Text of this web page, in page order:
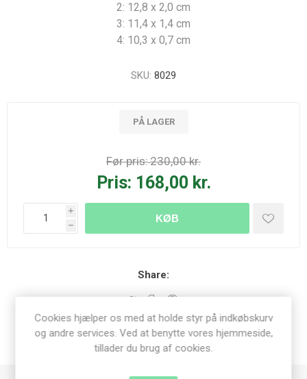
2: 12,8 x 2,0 cm
3: 11,4 x 1,4 cm
4: 10,3 x 0,7 cm
SKU: 8029
PÅ LAGER
Før pris:230,00 kr.
Pris: 168,00 kr.
i
h
KØB
Share:
SPECIFICATIONS
Cookies hjælper os med at holde styr på indkøbskurv
og andre services. Ved at benytte vores hjemmeside,
tillader du brug af cookies.